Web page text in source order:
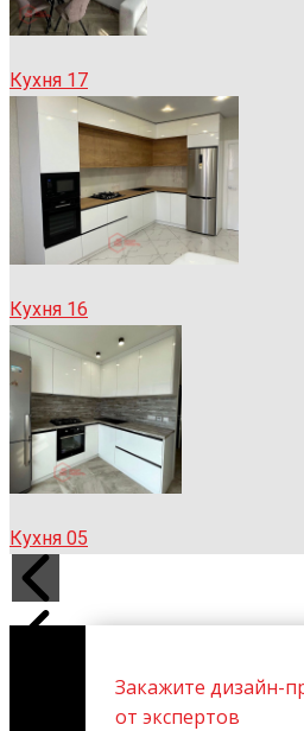
Кухня 17
Кухня 16
Кухня 05
Закажите дизайн-
от экспертов